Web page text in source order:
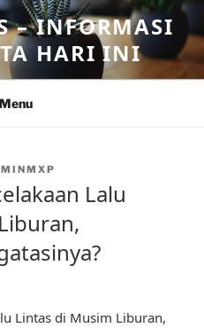
– INFORMASI
HARI INI
Menu
Lalu
Lintas di Musim Liburan,